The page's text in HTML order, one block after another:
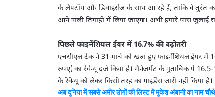
के लैपटॉप और डिवाइसेज के साथ आ रहे हैं, ताकि वे तुरंत
आने वाली तिमाही में लिया जाएगा। अभी हमारे पास
पिछले फाइनेंशियल ईयर में 16.7% की बढ़ोतरी
एचसीएल टेक ने 31 मार्च को खत्म हुए फाइनेंशियल ईयर में
रुपए) का रेवेन्यू दर्ज किया है। मैनेजमेंट के मुताबिक ये 16.5-
के रेवेन्यू को लेकर किसी तरह का गाइडेंस जारी नहीं किया
अब दुनिया में सबसे अमीर लोगों की लिस्ट में मुकेश अंबानी का नाम